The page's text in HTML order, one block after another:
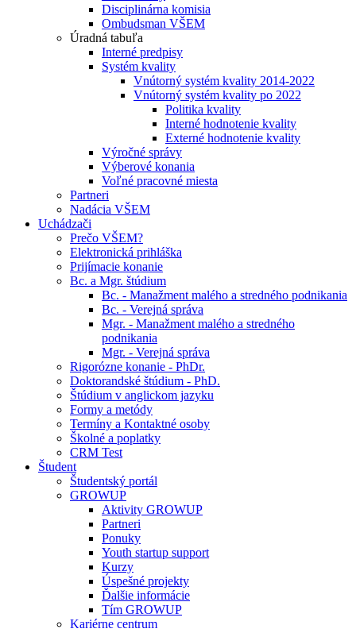
Disciplinárna komisia
Ombudsman VŠEM
Úradná tabuľa
Interné predpisy
Systém kvality
Vnútorný systém kvality 2014-2022
Vnútorný systém kvality po 2022
Politika kvality
Interné hodnotenie kvality
Externé hodnotenie kvality
Výročné správy
Výberové konania
Voľné pracovné miesta
Partneri
Nadácia VŠEM
Uchádzači
Prečo VŠEM?
Elektronická prihláška
Prijímacie konanie
Bc. a Mgr. štúdium
Bc. - Manažment malého a stredného podnikania
Bc. - Verejná správa
Mgr. - Manažment malého a stredného
podnikania
Mgr. - Verejná správa
Rigorózne konanie - PhDr.
Doktorandské štúdium - PhD.
Štúdium v anglickom jazyku
Formy a metódy
Termíny a Kontaktné osoby
Školné a poplatky
CRM Test
Študent
Študentský portál
GROWUP
Aktivity GROWUP
Partneri
Ponuky
Youth startup support
Kurzy
Úspešné projekty
Ďalšie informácie
Tím GROWUP
Kariérne centrum